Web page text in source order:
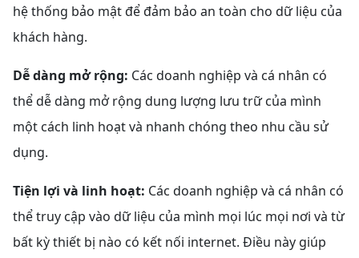
hệ thống bảo mật để đảm bảo an toàn cho dữ liệu của
khách hàng.
Dễ dàng mở rộng: Các doanh nghiệp và cá nhân có
thể dễ dàng mở rộng dung lượng lưu trữ của mình
một cách linh hoạt và nhanh chóng theo nhu cầu sử
dụng.
Tiện lợi và linh hoạt: Các doanh nghiệp và cá nhân có
thể truy cập vào dữ liệu của mình mọi lúc mọi nơi và từ
bất kỳ thiết bị nào có kết nối internet. Điều này giúp